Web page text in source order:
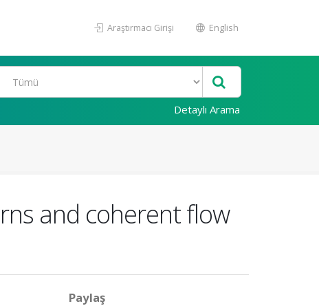
Araştırmacı Girişi English
Detaylı Arama
and coherent flow
Paylaş